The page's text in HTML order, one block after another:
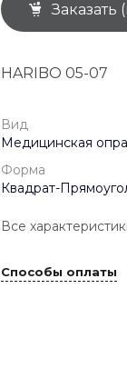
+7 (926)
г.
(0-9)
1 мая:
9 мая:
HARIBO 05-07
Вид
Медицинская
Форма
Квадрат-
Все
Способы оплаты